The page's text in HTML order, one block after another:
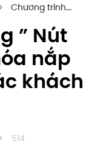
Chương trình
” Nút
nắp
khách
514